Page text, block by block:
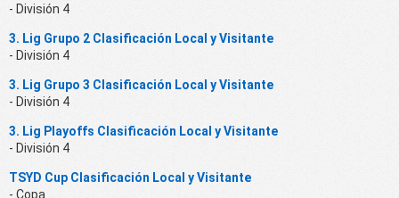
- División 4
3. Lig Grupo 2 Clasificación Local y Visitante
- División 4
3. Lig Grupo 3 Clasificación Local y Visitante
- División 4
3. Lig Playoffs Clasificación Local y Visitante
- División 4
TSYD Cup Clasificación Local y Visitante
- Copa